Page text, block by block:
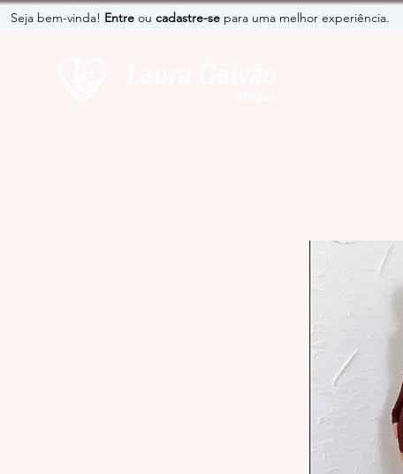
Seja bem-vinda! Entre ou cadastre-se para uma melhor experiência.